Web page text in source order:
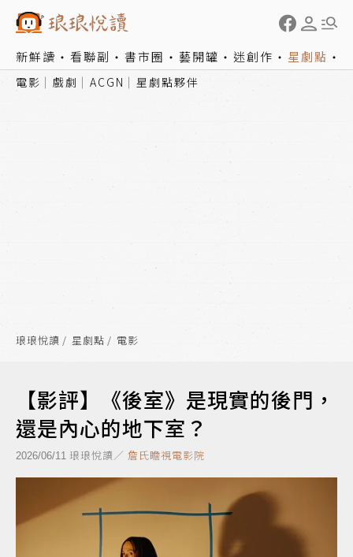
新鮮讀 看聯副 書市圈 藝開罐 迷創作 星劇點
電影 戲劇 ACGN 星劇點夥伴
琅琅悅讀 星劇點 電影
【影評】《後室》是現實的後門，
還是內心的地下室？
2026/06/11 琅琅悅讀／ 詹氏瞻視電影院